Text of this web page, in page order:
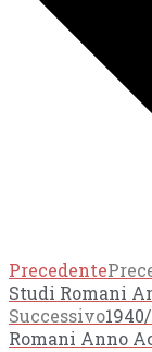
Precedente
Studi Romani
Successivo
Romani Anno